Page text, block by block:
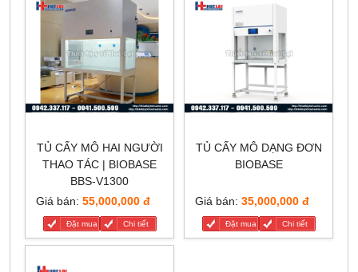
TỦ CẤY MÔ HAI NGƯỜI
THAO TÁC | BIOBASE
BBS-V1300
Giá bán: 55,000,000 đ
Đặt mua Chi tiết
TỦ CẤY MÔ DẠNG ĐƠN
BIOBASE
Giá bán: 35,000,000 đ
Đặt mua Chi tiết